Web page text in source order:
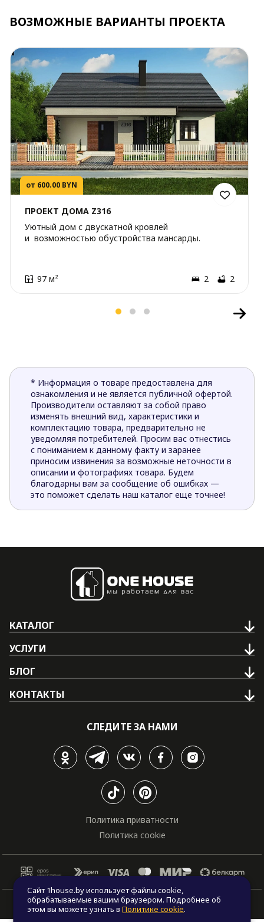
ВОЗМОЖНЫЕ ВАРИАНТЫ ПРОЕКТА
от 600.00 BYN
ПРОЕКТ ДОМА Z316
Уютный дом с двускатной кровлей
и возможностью обустройства мансарды.
97 м² 2 2
* Информация о товаре предоставлена для
ознакомления и не является публичной офертой.
Производители оставляют за собой право
изменять внешний вид, характеристики и
комплектацию товара, предварительно не
уведомляя потребителей. Просим вас отнестись
с пониманием к данному факту и заранее
приносим извинения за возможные неточности в
описании и фотографиях товара. Будем
благодарны вам за сообщение об ошибках —
это поможет сделать наш каталог еще точнее!
КАТАЛОГ
УСЛУГИ
БЛОГ
КОНТАКТЫ
СЛЕДИТЕ ЗА НАМИ
Политика приватности
Политика cookie
© Все права защищены. "One house", 2011 - 2026
Сайт 1house.by использует файлы cookie,
обрабатываемые вашим браузером. Подробнее об
этом вы можете узнать вПолитике cookie.